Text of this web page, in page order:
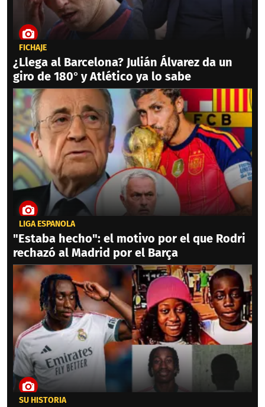
FICHAJE
¿Llega al Barcelona? Julián Álvarez da un
giro de 180° y Atlético ya lo sabe
LIGA ESPAÑOLA
"Estaba hecho": el motivo por el que Rodri
rechazó al Madrid por el Barça
SU HISTORIA